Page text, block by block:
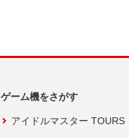
ゲーム機をさがす
アイドルマスター TOURS